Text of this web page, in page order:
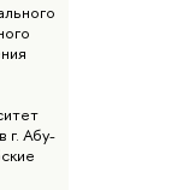
г. Абу-